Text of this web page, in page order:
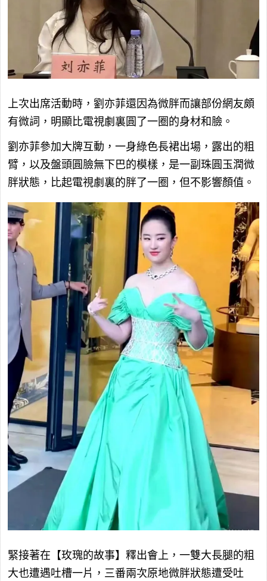
上次出席活動時，劉亦菲還因為微胖而讓部份網友頗
有微詞，明顯比電視劇裏圓了一圈的身材和臉。
劉亦菲參加大牌互動，一身綠色長裙出場，露出的粗
臂，以及盤頭圓臉無下巴的模樣，是一副珠圓玉潤微
胖狀態，比起電視劇裏的胖了一圈，但不影響顏值。
緊接著在【玫瑰的故事】釋出會上，一雙大長腿的粗
大也遭遇吐槽一片，三番兩次原地微胖狀態遭受吐